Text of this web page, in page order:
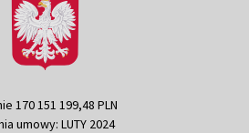
170 151 199,48 PLN
umowy: LUTY 2024